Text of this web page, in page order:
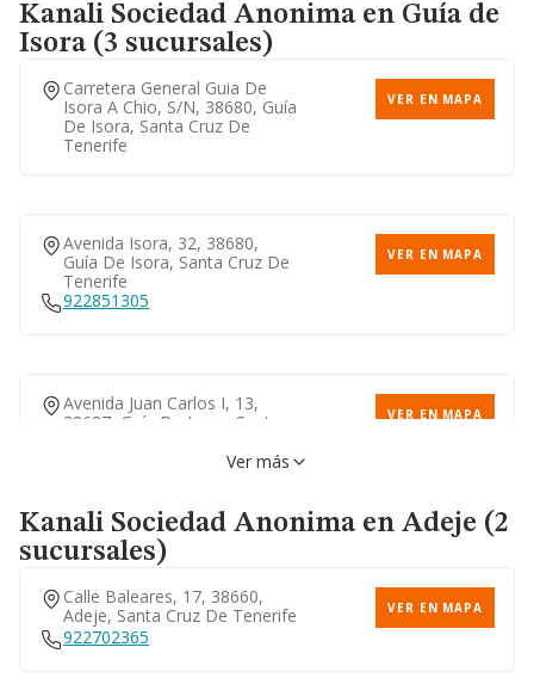
Calle Divina Pastora, 4,
38627, Arona, Santa Cruz De
Tenerife
Kanali Sociedad Anonimaen Guía de
Isora (3 sucursales)
Carretera General Guia De
Isora A Chio, S/n, 38680, Guía
De Isora, Santa Cruz De
Tenerife
VER EN MAPA
Avenida Isora, 32, 38680,
Guía De Isora, Santa Cruz De
Tenerife
VER EN MAPA
922851305
Avenida Juan Carlos I, 13,
38687, Guía De Isora, Santa
VER EN MAPA
Ver más
Kanali Sociedad Anonimaen Adeje (2
sucursales)
Calle Baleares, 17, 38660,
Adeje, Santa Cruz De Tenerife
VER EN MAPA
922702365